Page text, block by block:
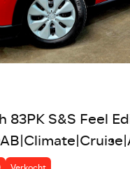
83PK S&S Feel